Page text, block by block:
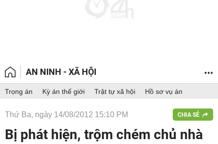
AN NINH - XÃ HỘI
Trọng án Kỳ án thế giới Trật tự xã hội Hồ sơ vụ án
Thứ Ba, ngày 14/08/2012 15:10 PM CHIA SẺ
Bị phát hiện, trộm chém chủ nhà